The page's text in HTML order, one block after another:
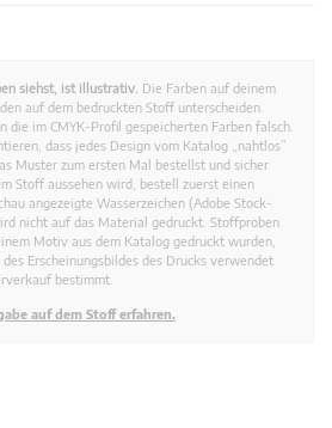
siehst, ist illustrativ. Die Farben auf deinem
auf dem bedruckten Stoff unterscheiden.
die im CMYK-Profil gespeicherten Farben falsch.
dass jedes Design vom Katalog „nahtlos”
Muster zum ersten Mal bestellst und sicher
Stoff aussehen wird, bestell zuerst einen
angezeigte Wasserzeichen (Adobe Stock-
nicht auf das Material gedruckt. Stoffproben
Motiv aus dem Katalog gedruckt wurden,
Erscheinungsbildes des Drucks verwendet
bestimmt.
auf dem Stoff erfahren.